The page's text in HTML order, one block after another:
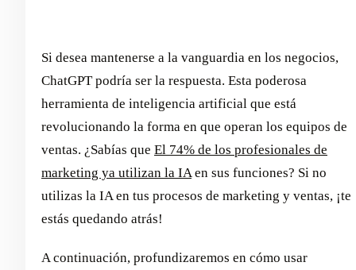
Si desea mantenerse a la vanguardia en los negocios,
ChatGPT podría ser la respuesta. Esta poderosa
herramienta de inteligencia artificial que está
revolucionando la forma en que operan los equipos de
ventas. ¿Sabías que El 74% de los profesionales de
marketing ya utilizan la IAen sus funciones? Si no
utilizas la IA en tus procesos de marketing y ventas, ¡te
estás quedando atrás!
A continuación, profundizaremos en cómo usar